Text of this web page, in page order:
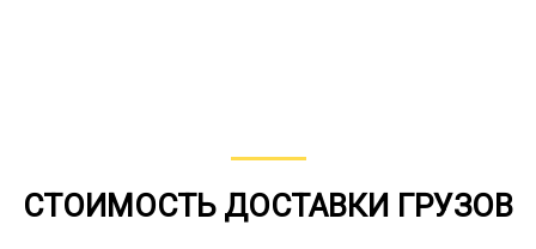
СТОИМОСТЬ ДОСТАВКИ ГРУЗОВ